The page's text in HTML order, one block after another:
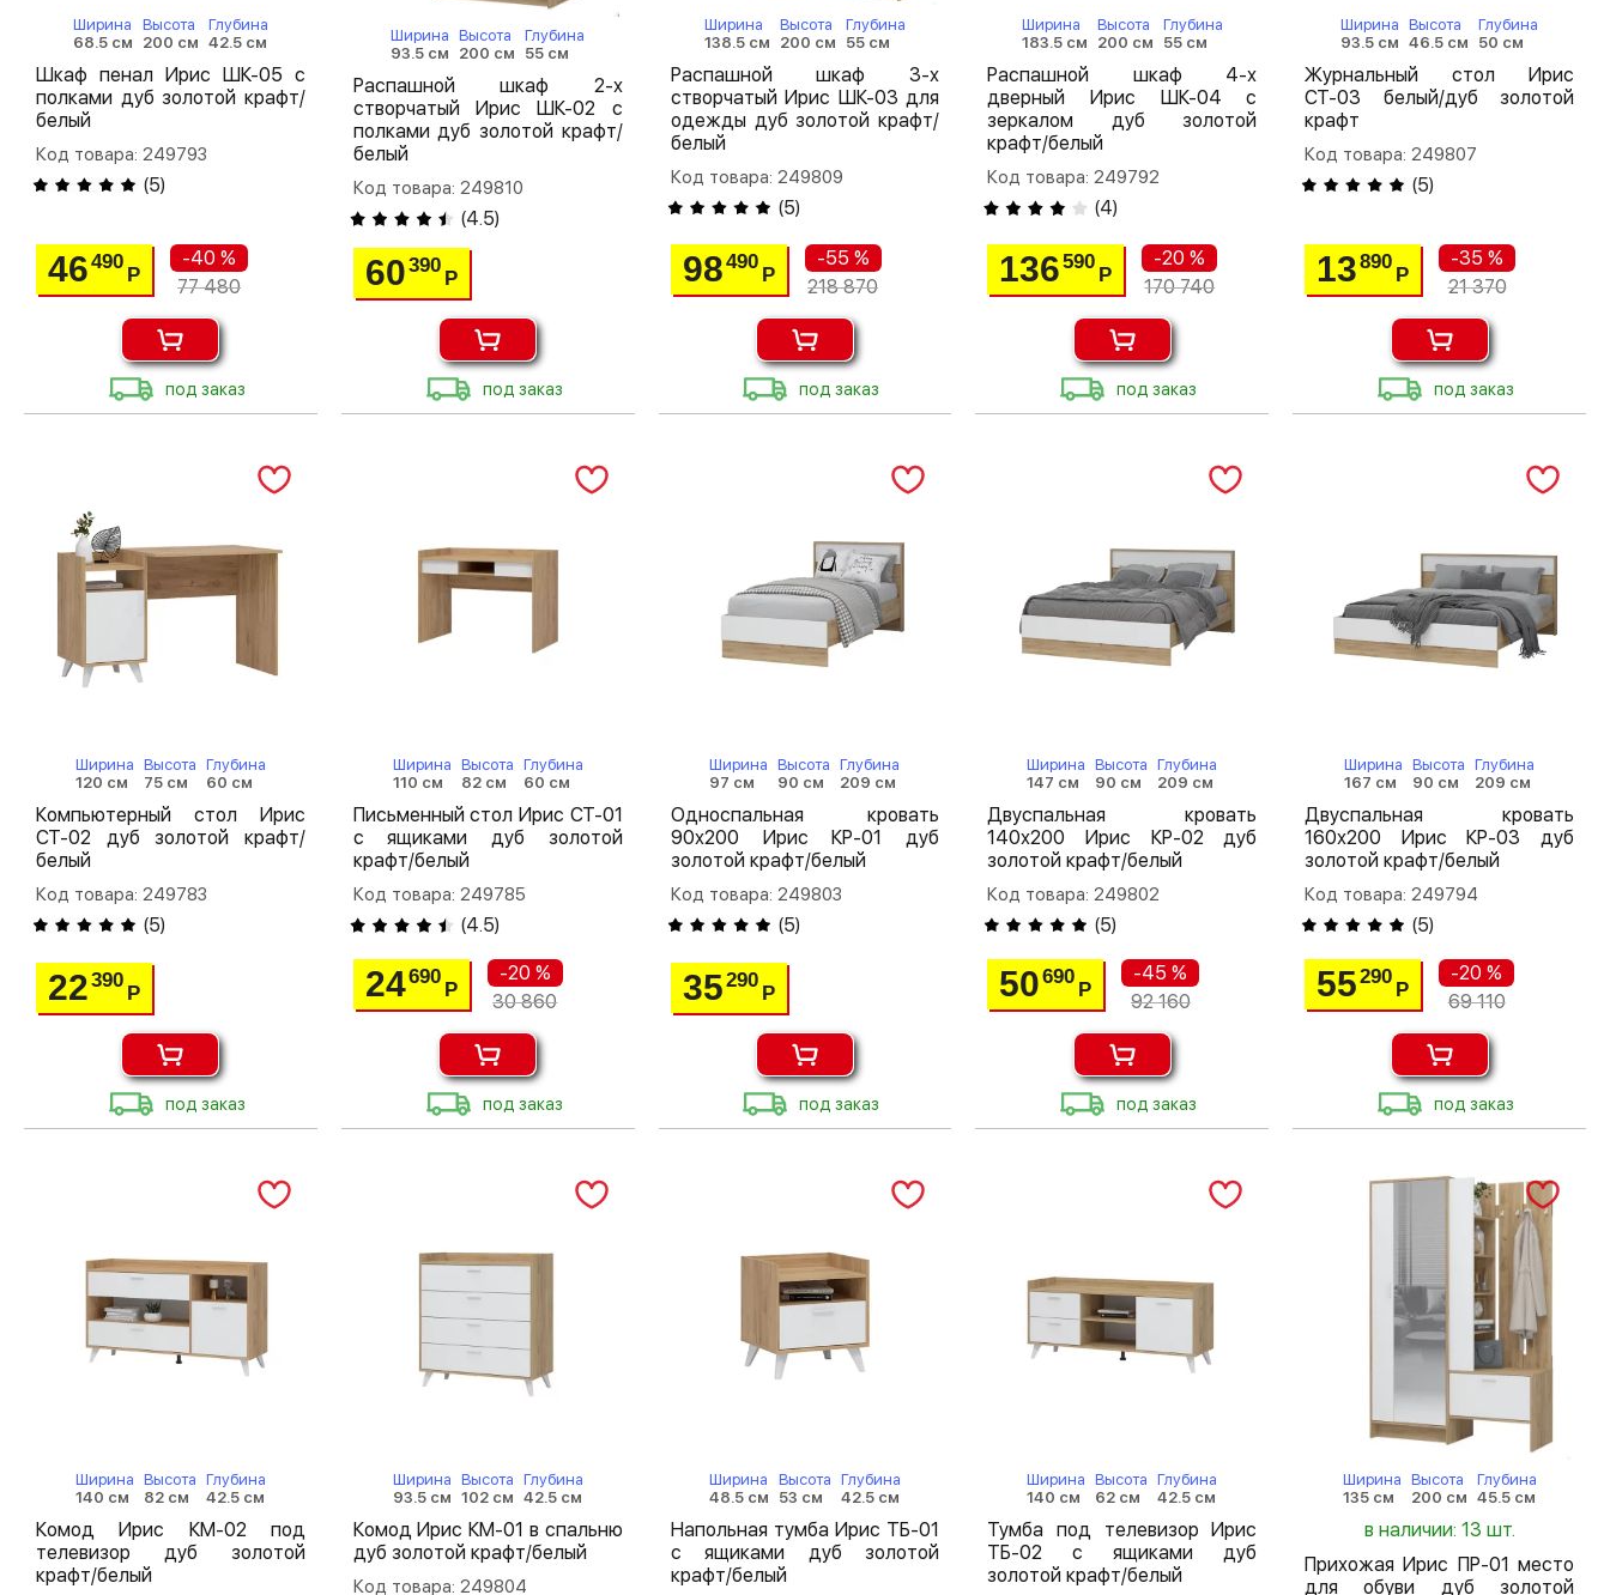
Ширина
68.5 см
Высота
200 см
Глубина
42.5 см
Шкаф пенал Ирис ШК-05 с
полками дуб золотой крафт/
белый
Код товара: 249793
(5)
46490
Р
-40 %
77 480
под заказ
Ширина
93.5 см
Высота
200 см
Глубина
55 см
Распашной шкаф 2-х
створчатый Ирис ШК-02 с
полками дуб золотой крафт/
белый
Код товара: 249810
(4.5)
60390
Р
под заказ
Ширина
138.5 см
Высота
200 см
Глубина
55 см
Распашной шкаф 3-х
створчатый Ирис ШК-03 для
одежды дуб золотой крафт/
белый
Код товара: 249809
(5)
98490
Р
-55 %
218 870
под заказ
Ширина
183.5 см
Высота
200 см
Глубина
55 см
Распашной шкаф 4-х
дверный Ирис ШК-04 с
зеркалом дуб золотой
крафт/белый
Код товара: 249792
(4)
136590
Р
-20 %
170 740
под заказ
Ширина
93.5 см
Высота
46.5 см
Глубина
50 см
Журнальный стол Ирис
СТ-03 белый/дуб золотой
крафт
Код товара: 249807
(5)
13890
Р
-35 %
21 370
под заказ
Ширина
120 см
Высота
75 см
Глубина
60 см
Компьютерный стол Ирис
СТ-02 дуб золотой крафт/
белый
Код товара: 249783
(5)
22390
Р
под заказ
Ширина
110 см
Высота
82 см
Глубина
60 см
Письменный стол Ирис СТ-01
с ящиками дуб золотой
крафт/белый
Код товара: 249785
(4.5)
24690
Р
-20 %
30 860
под заказ
Ширина
97 см
Высота
90 см
Глубина
209 см
Односпальная кровать
90х200 Ирис КР-01 дуб
золотой крафт/белый
Код товара: 249803
(5)
35290
Р
под заказ
Ширина
147 см
Высота
90 см
Глубина
209 см
Двуспальная кровать
140х200 Ирис КР-02 дуб
золотой крафт/белый
Код товара: 249802
(5)
50690
Р
-45 %
92 160
под заказ
Ширина
167 см
Высота
90 см
Глубина
209 см
Двуспальная кровать
160х200 Ирис КР-03 дуб
золотой крафт/белый
Код товара: 249794
(5)
55290
Р
-20 %
69 110
под заказ
Ширина
140 см
Высота
82 см
Глубина
42.5 см
Комод Ирис КМ-02 под
телевизор дуб золотой
крафт/белый
Ширина
93.5 см
Высота
102 см
Глубина
42.5 см
Комод Ирис КМ-01 в спальню
дуб золотой крафт/белый
Код товара: 249804
Ширина
48.5 см
Высота
53 см
Глубина
42.5 см
Напольная тумба Ирис ТБ-01
с ящиками дуб золотой
крафт/белый
Ширина
140 см
Высота
62 см
Глубина
42.5 см
Тумба под телевизор Ирис
ТБ-02 с ящиками дуб
золотой крафт/белый
Ширина
135 см
Высота
200 см
Глубина
45.5 см
в наличии: 13 шт.
Прихожая Ирис ПР-01 место
для обуви дуб золотой